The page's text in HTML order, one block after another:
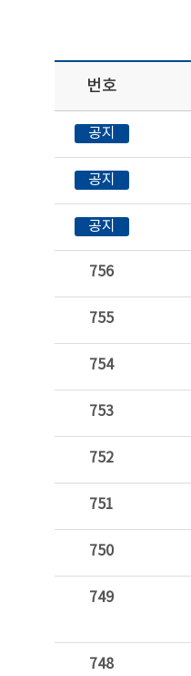
번호
공지
공지
공지
756
755
754
753
752
751
750
749
748